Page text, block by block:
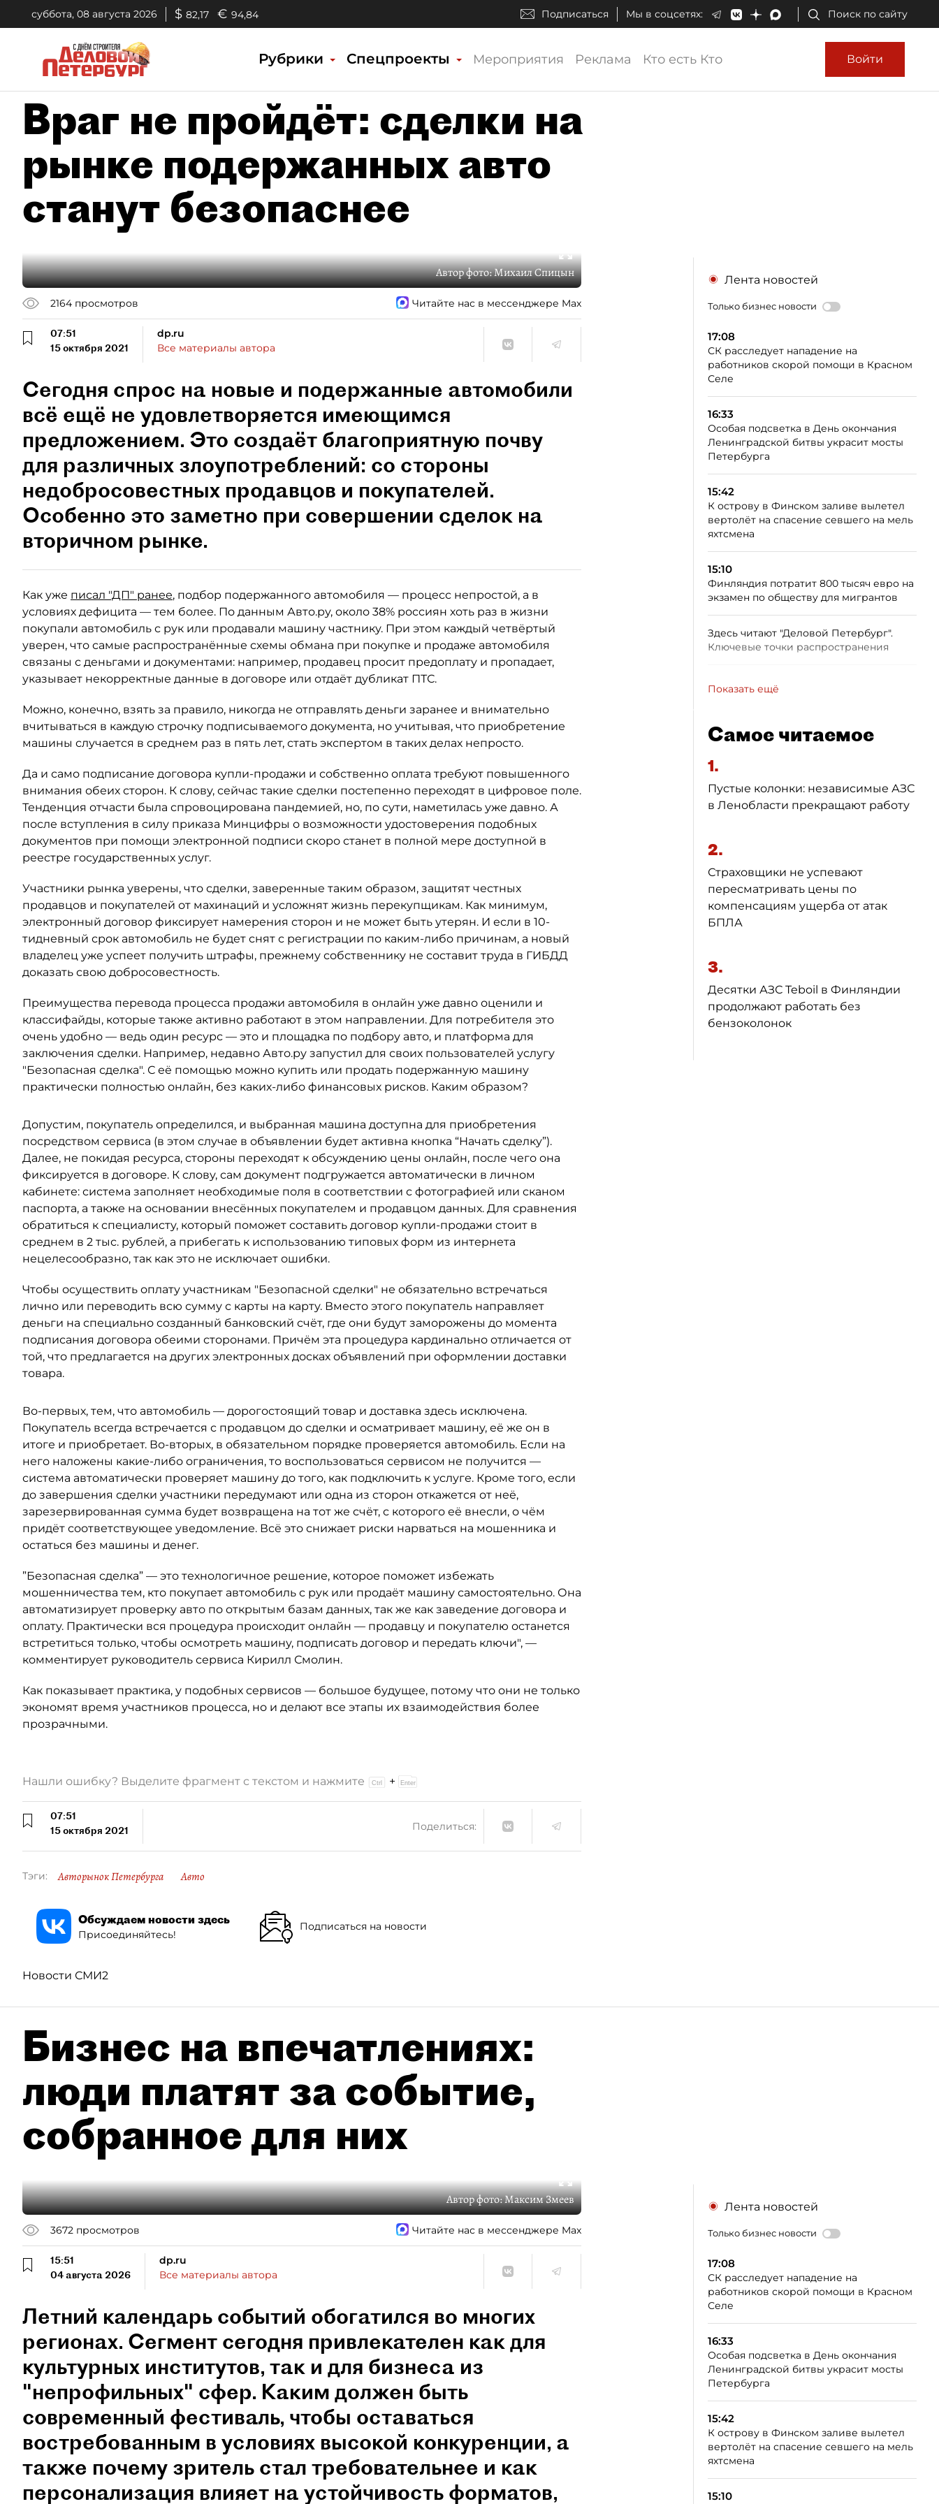
суббота, 08 августа 2026 $ 82,17 € 94,84 Подписаться Мы в соцсетях: Поиск по сайту
Рубрики Спецпроекты Мероприятия Реклама Кто есть Кто Войти
Враг не пройдёт: сделки на
рынке подержанных авто
станут безопаснее
Автор фото:Михаил Спицын
2164 просмотров Читайте нас в мессенджере Max
07:51
15 октября 2021
dp.ru
Все материалы автора
Сегодня спрос на новые и подержанные автомобили
всё ещё не удовлетворяется имеющимся
предложением. Это создаёт благоприятную почву
для различных злоупотреблений: со стороны
недобросовестных продавцов и покупателей.
Особенно это заметно при совершении сделок на
вторичном рынке.
Как уже писал "ДП" ранее, подбор подержанного автомобиля — процесс непростой, а в
условиях дефицита — тем более. По данным Авто.ру, около 38% россиян хоть раз в жизни
покупали автомобиль с рук или продавали машину частнику. При этом каждый четвёртый
уверен, что самые распространённые схемы обмана при покупке и продаже автомобиля
связаны с деньгами и документами: например, продавец просит предоплату и пропадает,
указывает некорректные данные в договоре или отдаёт дубликат ПТС.
Можно, конечно, взять за правило, никогда не отправлять деньги заранее и внимательно
вчитываться в каждую строчку подписываемого документа, но учитывая, что приобретение
машины случается в среднем раз в пять лет, стать экспертом в таких делах непросто.
Да и само подписание договора купли-продажи и собственно оплата требуют повышенного
внимания обеих сторон. К слову, сейчас такие сделки постепенно переходят в цифровое поле.
Тенденция отчасти была спровоцирована пандемией, но, по сути, наметилась уже давно. А
после вступления в силу приказа Минцифры о возможности удостоверения подобных
документов при помощи электронной подписи скоро станет в полной мере доступной в
реестре государственных услуг.
Участники рынка уверены, что сделки, заверенные таким образом, защитят честных
продавцов и покупателей от махинаций и усложнят жизнь перекупщикам. Как минимум,
электронный договор фиксирует намерения сторон и не может быть утерян. И если в 10-
тидневный срок автомобиль не будет снят с регистрации по каким-либо причинам, а новый
владелец уже успеет получить штрафы, прежнему собственнику не составит труда в ГИБДД
доказать свою добросовестность.
Преимущества перевода процесса продажи автомобиля в онлайн уже давно оценили и
классифайды, которые также активно работают в этом направлении. Для потребителя это
очень удобно — ведь один ресурс — это и площадка по подбору авто, и платформа для
заключения сделки. Например, недавно Авто.ру запустил для своих пользователей услугу
"Безопасная сделка". С её помощью можно купить или продать подержанную машину
практически полностью онлайн, без каких-либо финансовых рисков. Каким образом?
Допустим, покупатель определился, и выбранная машина доступна для приобретения
посредством сервиса (в этом случае в объявлении будет активна кнопка “Начать сделку”).
Далее, не покидая ресурса, стороны переходят к обсуждению цены онлайн, после чего она
фиксируется в договоре. К слову, сам документ подгружается автоматически в личном
кабинете: система заполняет необходимые поля в соответствии с фотографией или сканом
паспорта, а также на основании внесённых покупателем и продавцом данных. Для сравнения
обратиться к специалисту, который поможет составить договор купли-продажи стоит в
среднем в 2 тыс. рублей, а прибегать к использованию типовых форм из интернета
нецелесообразно, так как это не исключает ошибки.
Чтобы осуществить оплату участникам "Безопасной сделки" не обязательно встречаться
лично или переводить всю сумму с карты на карту. Вместо этого покупатель направляет
деньги на специально созданный банковский счёт, где они будут заморожены до момента
подписания договора обеими сторонами. Причём эта процедура кардинально отличается от
той, что предлагается на других электронных досках объявлений при оформлении доставки
товара.
Во-первых, тем, что автомобиль — дорогостоящий товар и доставка здесь исключена.
Покупатель всегда встречается с продавцом до сделки и осматривает машину, её же он в
итоге и приобретает. Во-вторых, в обязательном порядке проверяется автомобиль. Если на
него наложены какие-либо ограничения, то воспользоваться сервисом не получится —
система автоматически проверяет машину до того, как подключить к услуге. Кроме того, если
до завершения сделки участники передумают или одна из сторон откажется от неё,
зарезервированная сумма будет возвращена на тот же счёт, с которого её внесли, о чём
придёт соответствующее уведомление. Всё это снижает риски нарваться на мошенника и
остаться без машины и денег.
”Безопасная сделка” — это технологичное решение, которое поможет избежать
мошенничества тем, кто покупает автомобиль с рук или продаёт машину самостоятельно. Она
автоматизирует проверку авто по открытым базам данных, так же как заведение договора и
оплату. Практически вся процедура происходит онлайн — продавцу и покупателю останется
встретиться только, чтобы осмотреть машину, подписать договор и передать ключи", —
комментирует руководитель сервиса Кирилл Смолин.
Как показывает практика, у подобных сервисов — большое будущее, потому что они не только
экономят время участников процесса, но и делают все этапы их взаимодействия более
прозрачными.
Лента новостей
Только бизнес новости
17:08
СК расследует нападение на
работников скорой помощи в Красном
Селе
16:33
Особая подсветка в День окончания
Ленинградской битвы украсит мосты
Петербурга
15:42
К острову в Финском заливе вылетел
вертолёт на спасение севшего на мель
яхтсмена
15:10
Финляндия потратит 800 тысяч евро на
экзамен по обществу для мигрантов
Здесь читают "Деловой Петербург".
Ключевые точки распространения
Показать ещё
Самое читаемое
1.
Пустые колонки: независимые АЗС
в Ленобласти прекращают работу
2.
Страховщики не успевают
пересматривать цены по
компенсациям ущерба от атак
БПЛА
3.
Десятки АЗС Teboil в Финляндии
продолжают работать без
бензоколонок
Нашли ошибку? Выделите фрагмент с текстом и нажмите +
07:51
15 октября 2021
Поделиться:
Тэги: Авторынок Петербурга Авто
Обсуждаем новости здесь
Присоединяйтесь!
Подписаться на новости
Новости СМИ2
Бизнес на впечатлениях:
люди платят за событие,
собранное для них
Автор фото:Максим Змеев
3672 просмотров Читайте нас в мессенджере Max
15:51
04 августа 2026
dp.ru
Все материалы автора
Летний календарь событий обогатился во многих
регионах. Сегмент сегодня привлекателен как для
культурных институтов, так и для бизнеса из
"непрофильных" сфер. Каким должен быть
современный фестиваль, чтобы оставаться
востребованным в условиях высокой конкуренции, а
также почему зритель стал требовательнее и как
персонализация влияет на устойчивость форматов,
Лента новостей
Только бизнес новости
17:08
СК расследует нападение на
работников скорой помощи в Красном
Селе
16:33
Особая подсветка в День окончания
Ленинградской битвы украсит мосты
Петербурга
15:42
К острову в Финском заливе вылетел
вертолёт на спасение севшего на мель
яхтсмена
15:10